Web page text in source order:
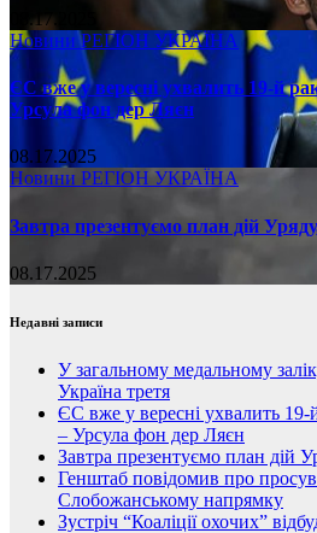
08.17.2025
НовиниРЕГІОН УКРАЇНА
ЄС вже у вересні ухвалить 19-й
Урсула фон дер Ляєн
08.17.2025
Новини РЕГІОН УКРАЇНА
Завтра презентуємо план дій
08.17.2025
Недавні записи
У загальному медальному
Україна третя
ЄС вже у вересні ухвалить 19-
– Урсула фон дер Ляєн
Завтра презентуємо план дій
Генштаб повідомив про
Слобожанському напрямку
Зустріч “Коаліції охочих”